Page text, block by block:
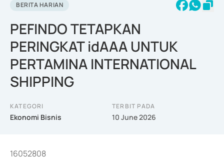
BERITA HARIAN
PEFINDO TETAPKAN
PERINGKAT idAAA UNTUK
PERTAMINA INTERNATIONAL
SHIPPING
KATEGORI
Ekonomi Bisnis
TERBIT PADA
10 June 2026
16052808